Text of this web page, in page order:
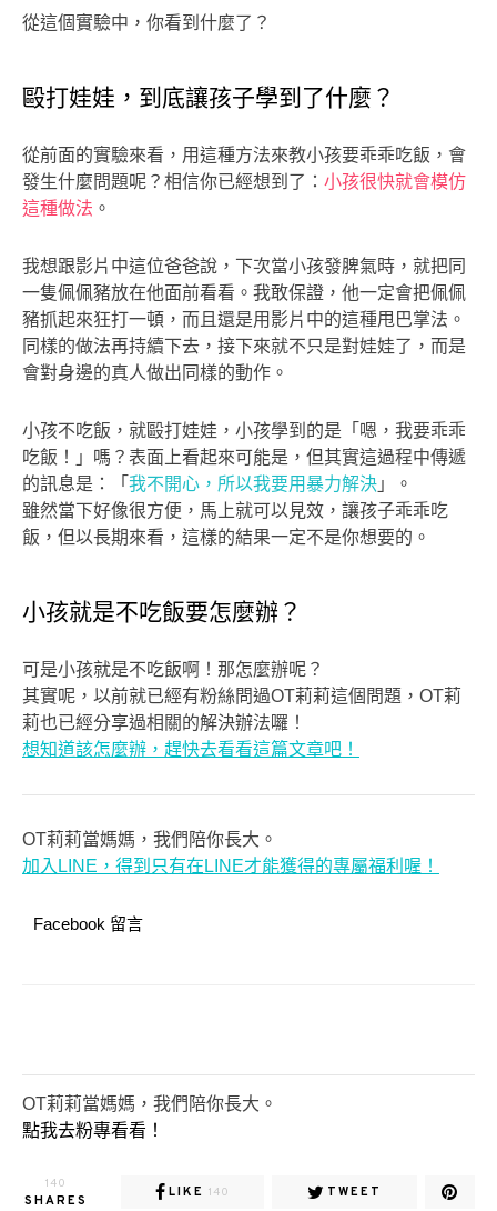
從這個實驗中，你看到什麼了？
毆打娃娃，到底讓孩子學到了什麼？
從前面的實驗來看，用這種方法來教小孩要乖乖吃飯，會
發生什麼問題呢？相信你已經想到了： 小孩很快就會模仿
這種做法 。
我想跟影片中這位爸爸說，下次當小孩發脾氣時，就把同
一隻佩佩豬放在他面前看看。我敢保證，他一定會把佩佩
豬抓起來狂打一頓，而且還是用影片中的這種甩巴掌法。
同樣的做法再持續下去，接下來就不只是對娃娃了，而是
會對身邊的真人做出同樣的動作。
小孩不吃飯，就毆打娃娃，小孩學到的是「嗯，我要乖乖
吃飯！」嗎？表面上看起來可能是，但其實這過程中傳遞
的訊息是：「 我不開心，所以我要用暴力解決 」。
雖然當下好像很方便，馬上就可以見效，讓孩子乖乖吃
飯，但以長期來看，這樣的結果一定不是你想要的。
小孩就是不吃飯要怎麼辦？
可是小孩就是不吃飯啊！那怎麼辦呢？
其實呢，以前就已經有粉絲問過OT莉莉這個問題，OT莉
莉也已經分享過相關的解決辦法囉！
想知道該怎麼辦，趕快去看看這篇文章吧！
OT莉莉當媽媽，我們陪你長大。
加入LINE，得到只有在LINE才能獲得的專屬福利喔！
Facebook 留言
OT莉莉當媽媽，我們陪你長大。
點我去粉專看看！
140
SHARES
LIKE 140 TWEET